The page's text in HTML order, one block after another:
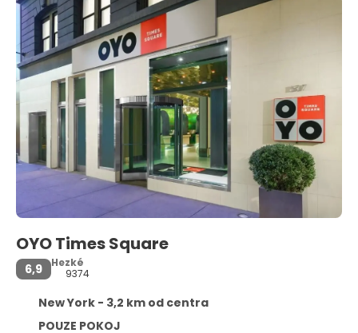
OYO Times Square
6,9
Hezké
9374
New York - 3,2 km od centra
POUZE POKOJ